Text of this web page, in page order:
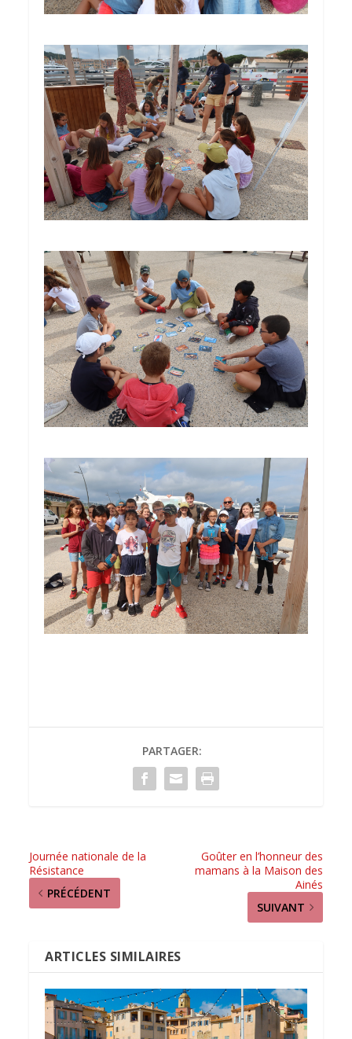
PARTAGER:
Journée nationale de la
Résistance
PRÉCÉDENT
Goûter en l’honneur des
mamans à la Maison des
Ainés
SUIVANT
ARTICLES SIMILAIRES